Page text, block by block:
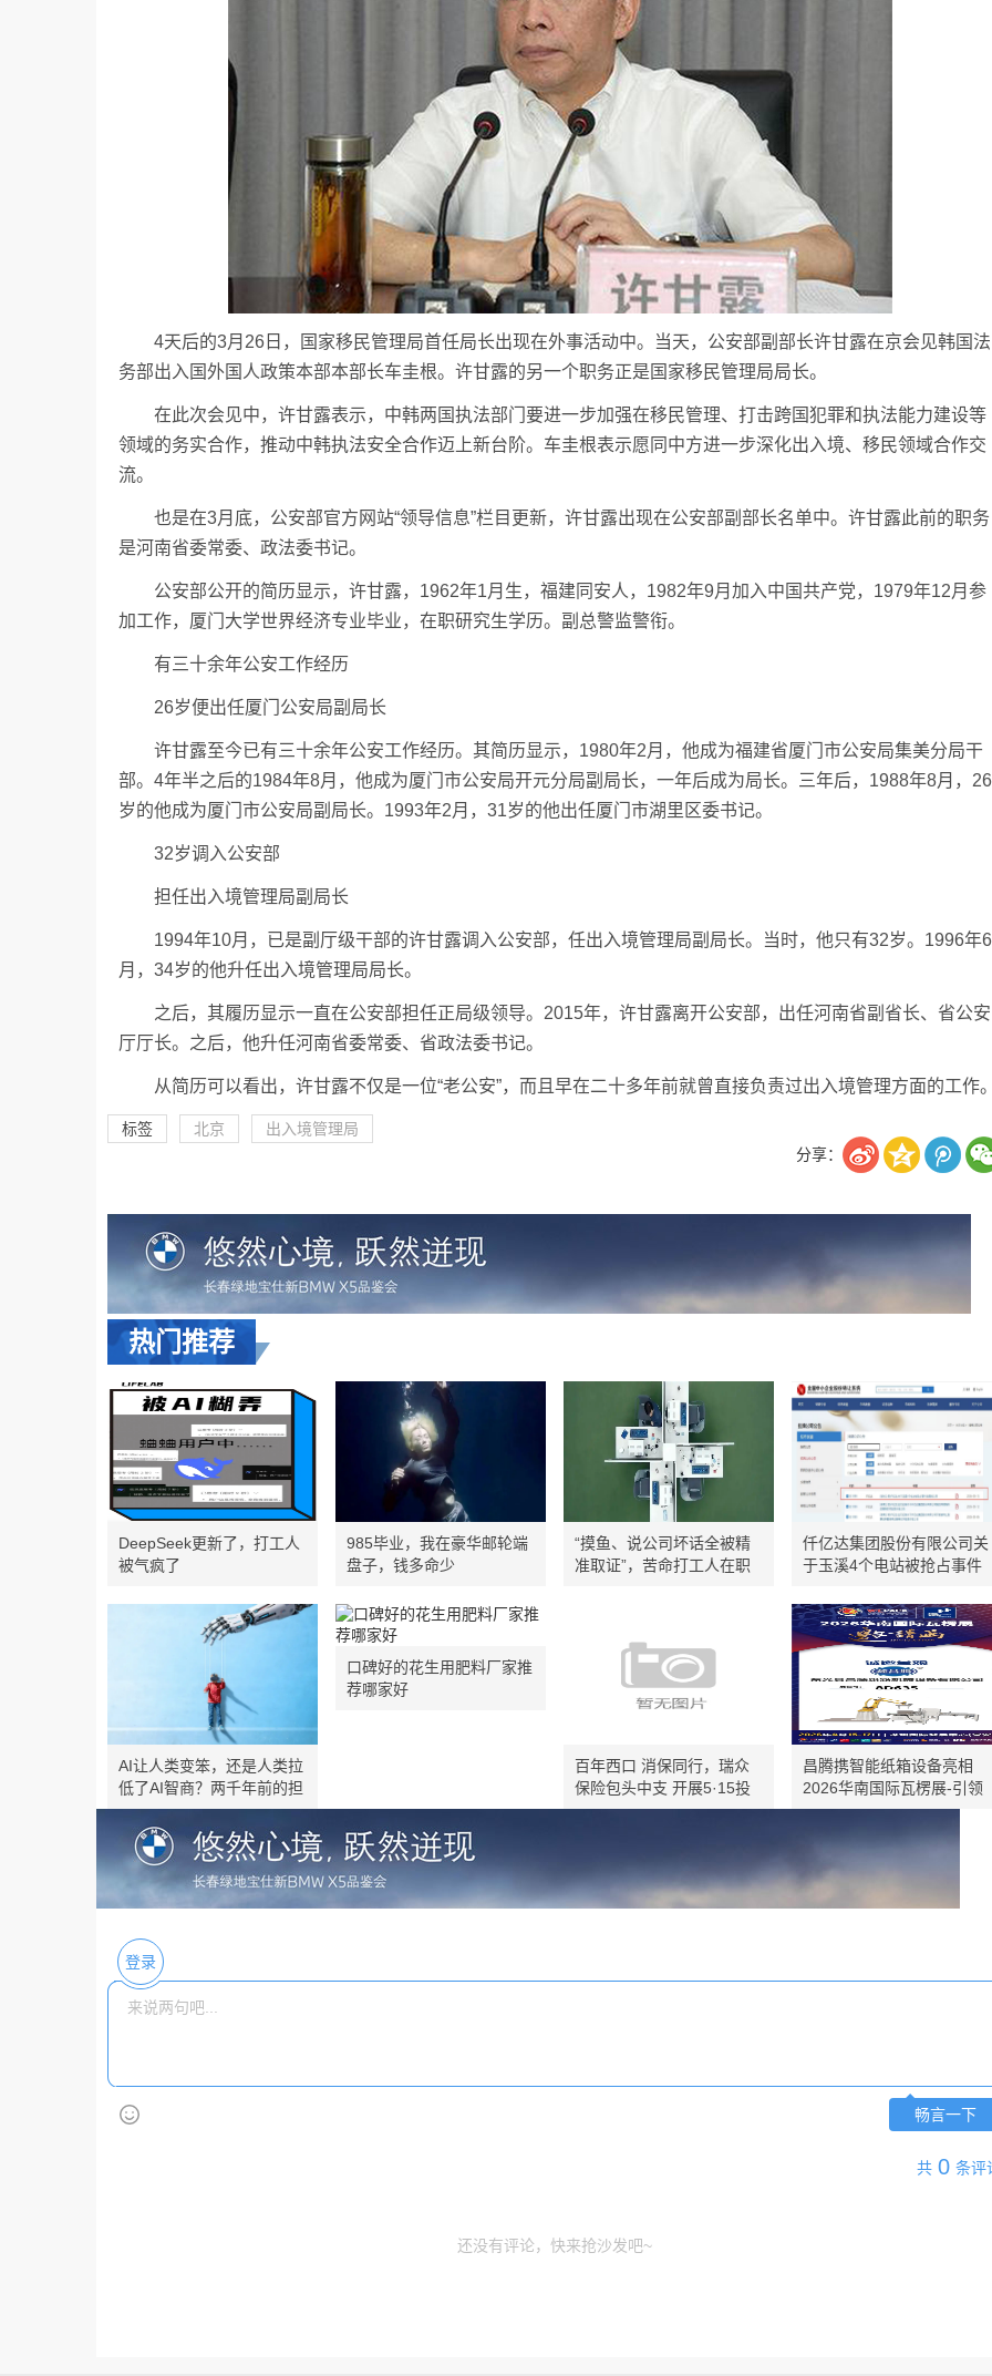
4天后的3月26日，国家移民管理局首任局长出现在外事活动中。当天，公安部副部长许甘露在京会见韩国法
务部出入国外国人政策本部本部长车圭根。许甘露的另一个职务正是国家移民管理局局长。
在此次会见中，许甘露表示，中韩两国执法部门要进一步加强在移民管理、打击跨国犯罪和执法能力建设等
领域的务实合作，推动中韩执法安全合作迈上新台阶。车圭根表示愿同中方进一步深化出入境、移民领域合作交
流。
也是在3月底，公安部官方网站“领导信息”栏目更新，许甘露出现在公安部副部长名单中。许甘露此前的职务
是河南省委常委、政法委书记。
公安部公开的简历显示，许甘露，1962年1月生，福建同安人，1982年9月加入中国共产党，1979年12月参
加工作，厦门大学世界经济专业毕业，在职研究生学历。副总警监警衔。
有三十余年公安工作经历
26岁便出任厦门公安局副局长
许甘露至今已有三十余年公安工作经历。其简历显示，1980年2月，他成为福建省厦门市公安局集美分局干
部。4年半之后的1984年8月，他成为厦门市公安局开元分局副局长，一年后成为局长。三年后，1988年8月，26
岁的他成为厦门市公安局副局长。1993年2月，31岁的他出任厦门市湖里区委书记。
32岁调入公安部
担任出入境管理局副局长
1994年10月，已是副厅级干部的许甘露调入公安部，任出入境管理局副局长。当时，他只有32岁。1996年6
月，34岁的他升任出入境管理局局长。
之后，其履历显示一直在公安部担任正局级领导。2015年，许甘露离开公安部，出任河南省副省长、省公安
厅厅长。之后，他升任河南省委常委、省政法委书记。
从简历可以看出，许甘露不仅是一位“老公安”，而且早在二十多年前就曾直接负责过出入境管理方面的工作
标签 北京
出入境管理局
分享：
热门推荐
DeepSeek更新了，打工人
被气疯了
985毕业，我在豪华邮轮端
盘子，钱多命少
“摸鱼、说公司坏话全被精
准取证”，苦命打工人在职
仟亿达集团股份有限公司关
于玉溪4个电站被抢占事件
AI让人类变笨，还是人类拉
低了AI智商？两千年前的担
忧，今天再现
口碑好的花生用肥料厂家推
荐哪家好
百年西口 消保同行，瑞众
保险包头中支 开展5·15投
资者保护宣传日 进街区宣
昌腾携智能纸箱设备亮相
2026华南国际瓦楞展-引领
包装智能制造新方向
登录
畅言一下
共 0 条评
还没有评论，快来抢沙发吧~